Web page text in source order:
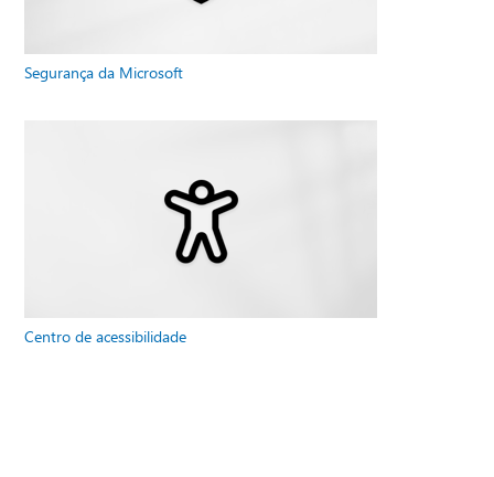
Segurança da Microsoft
Centro de acessibilidade